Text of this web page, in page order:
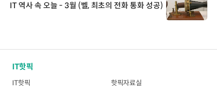
IT 역사 속 오늘 - 3월 (벨, 최초의 전화 통화 성공)
IT핫픽
IT핫픽 핫픽자료실